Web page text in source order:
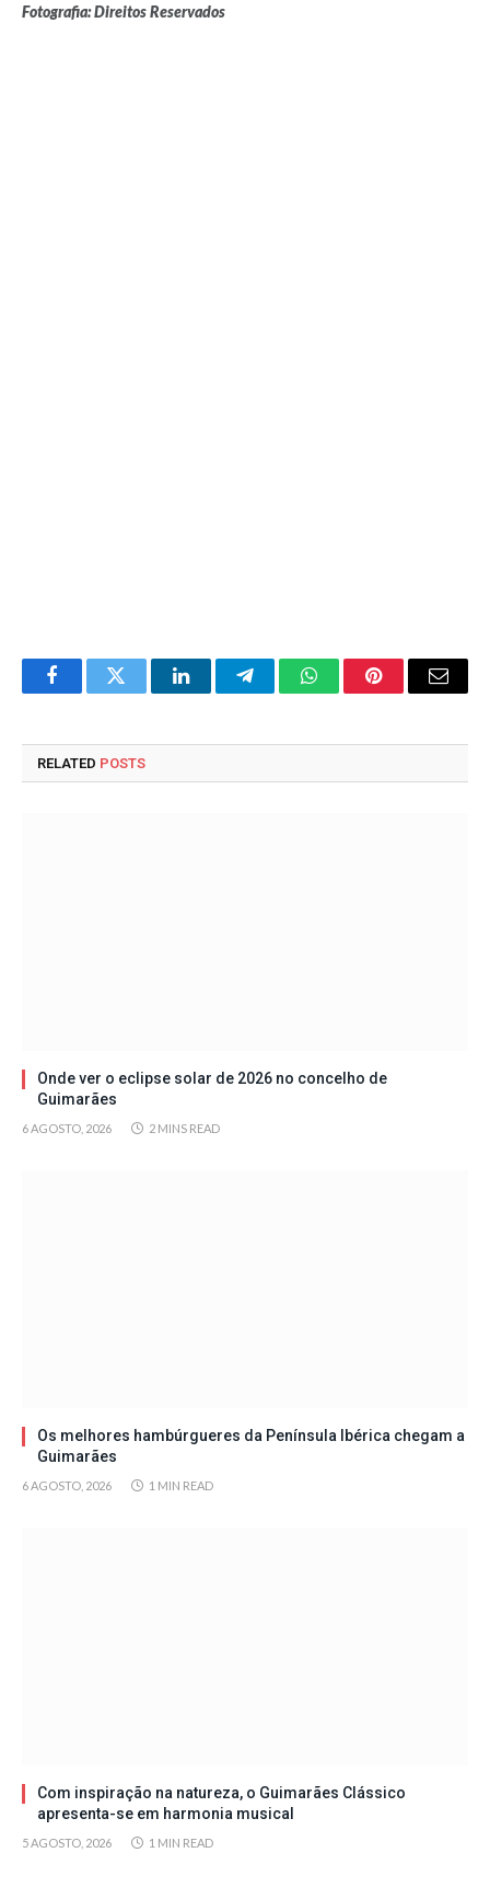
Fotografia: Direitos Reservados
FacebookTwitter LinkedInTelegramWhatsAppPinterestEmail
RELATED POSTS
Onde ver o eclipse solar de 2026 no concelho de
Guimarães
6 AGOSTO, 2026 2 MINS READ
Os melhores hambúrgueres da Península Ibérica chegam a
Guimarães
6 AGOSTO, 2026 1 MIN READ
Com inspiração na natureza, o Guimarães Clássico
apresenta-se em harmonia musical
5 AGOSTO, 2026 1 MIN READ